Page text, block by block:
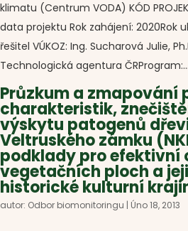
klimatu (Centrum VODA) KÓD
data projektu Rok zahájení: 2020Rok
řešitel VÚKOZ: Ing. Sucharová Julie,
Technologická agentura ČRProgram:...
Průzkum a zmapování
charakteristik,
výskytu patogenů
Veltruského zámku
podklady pro efektivní
vegetačních ploch a
historické kulturní
autor: Odbor biomonitoringu | Úno 18, 2013